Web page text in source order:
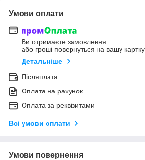
Умови оплати
Ви отримаєте замовлення
або гроші повернуться на вашу картку
Детальніше
Післяплата
Оплата на рахунок
Оплата за реквізитами
Всі умови оплати
Умови повернення